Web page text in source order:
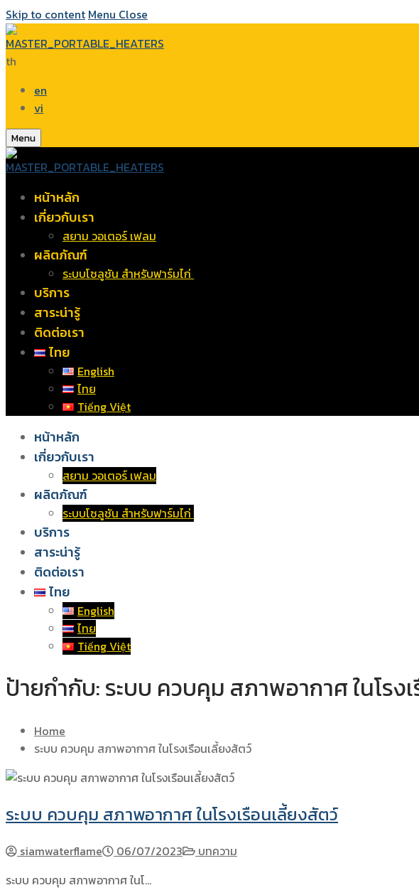
Skip to content Menu Close
th
en
vi
Menu
หน้าหลัก
เกี่ยวกับเรา
สยาม วอเตอร์ เฟลม
ผลิตภัณฑ์
ระบบโซลูชัน สำหรับฟาร์มไก่
บริการ
สาระน่ารู้
ติดต่อเรา
ไทย
English
ไทย
Tiếng Việt
หน้าหลัก
เกี่ยวกับเรา
สยาม วอเตอร์ เฟลม
ผลิตภัณฑ์
ระบบโซลูชัน สำหรับฟาร์มไก่
บริการ
สาระน่ารู้
ติดต่อเรา
ไทย
English
ไทย
Tiếng Việt
ป้ายกำกับ:ระบบ ควบคุม สภาพอากาศ ในโรง
Home
ระบบ ควบคุม สภาพอากาศ ในโรงเรือนเลี้ยงสัตว์
ระบบ ควบคุม สภาพอากาศ ในโรงเรือนเลี้ยงสัตว์
siamwaterflame 06/07/2023
บทความ
ระบบ ควบคุม สภาพอากาศ ในโ…